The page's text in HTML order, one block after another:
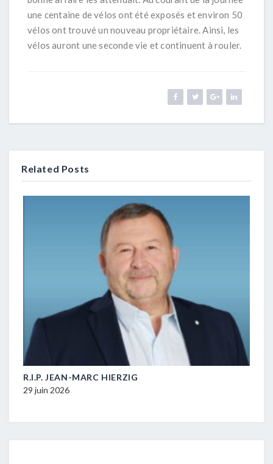
une centaine de vélos ont été exposés et environ 50
vélos ont trouvé un nouveau propriétaire. Ainsi, les
vélos auront une seconde vie et continuent à rouler.
Related Posts
R.I.P. JEAN-MARC HIERZIG
29 juin 2026